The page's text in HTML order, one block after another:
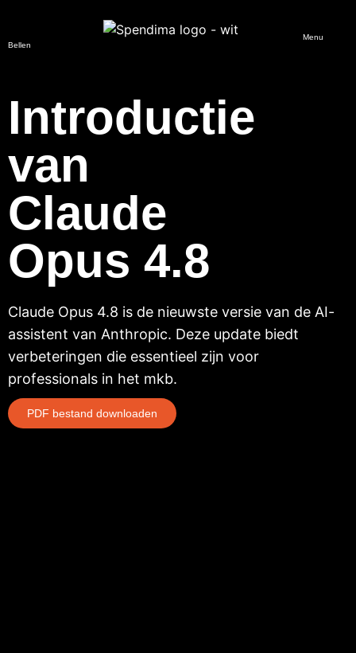
Bellen
Menu
Introductie
van
Claude
Opus 4.8
PDF bestand downloaden